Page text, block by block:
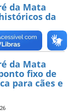
da Mata
da
da Mata
fixo de
para cães e